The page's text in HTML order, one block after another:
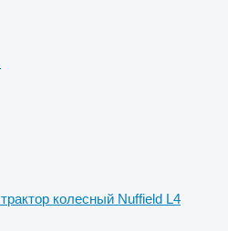
трактор колесный Nuffield L4